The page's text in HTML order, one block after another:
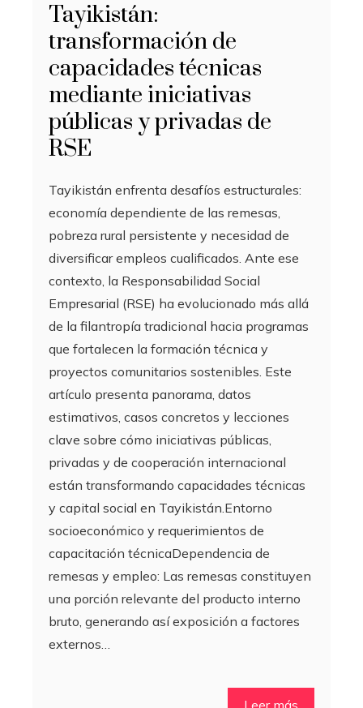
Tayikistán:
transformación de
capacidades técnicas
mediante iniciativas
públicas y privadas de
RSE
Tayikistán enfrenta desafíos estructurales:
economía dependiente de las remesas,
pobreza rural persistente y necesidad de
diversificar empleos cualificados. Ante ese
contexto, la Responsabilidad Social
Empresarial (RSE) ha evolucionado más allá
de la filantropía tradicional hacia programas
que fortalecen la formación técnica y
proyectos comunitarios sostenibles. Este
artículo presenta panorama, datos
estimativos, casos concretos y lecciones
clave sobre cómo iniciativas públicas,
privadas y de cooperación internacional
están transformando capacidades técnicas
y capital social en Tayikistán.Entorno
socioeconómico y requerimientos de
capacitación técnicaDependencia de
remesas y empleo: Las remesas constituyen
una porción relevante del producto interno
bruto, generando así exposición a factores
externos…